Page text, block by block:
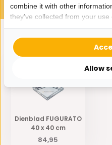
Eerder bekeken door
Dienblad FUGURATO
40 x 40 cm
84,95
combine it with other
they've collected from your use
Allow